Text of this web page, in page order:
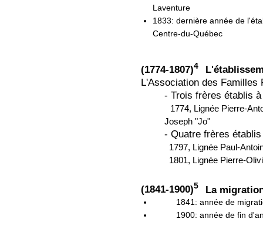
Laventure
1833: dernière année de
Centre-du-Québec
(1774-1807)4
L'Association des Familles
- Trois frères établis
1774, Lignée Pierre-
Joseph "Jo"
- Quatre frères
1797, Lignée Paul-
1801, Lignée Pierre-
(1841-1900)5 La
1841: année de
1900: année de fin